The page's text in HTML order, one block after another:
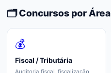
🗂️ Concursos por Área
💰
Fiscal / Tributária
Auditoria fiscal, fiscalização